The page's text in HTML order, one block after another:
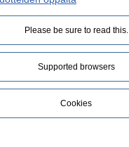
Please be sure to read this.‎
Supported browsers
Cookies